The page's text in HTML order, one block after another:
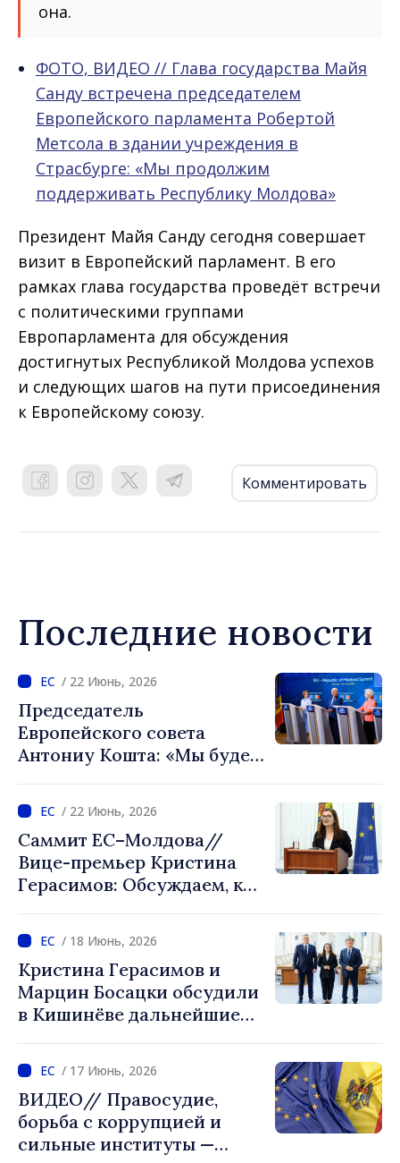
она.
ФОТО, ВИДЕО // Глава государства Майя
Санду встречена председателем
Европейского парламента Робертой
Метсола в здании учреждения в
Страсбурге: «Мы продолжим
поддерживать Республику Молдова»
Президент Майя Санду сегодня совершает
визит в Европейский парламент. В его
рамках глава государства проведёт встречи
с политическими группами
Европарламента для обсуждения
достигнутых Республикой Молдова успехов
и следующих шагов на пути присоединения
к Европейскому союзу.
Комментировать
Последние новости
/ 22 Июнь, 2026
Председатель
Европейского совета
Антониу Кошта: «Мы будем
Молдова на каждом этапе
её пути к вступлению в ЕС»
/ 22 Июнь, 2026
Саммит ЕС–Молдова//
Вице-премьер Кристина
Герасимов: Обсуждаем, как
быстрее, опираясь на
собственные заслуги
/ 18 Июнь, 2026
Кристина Герасимов и
Марцин Босацки обсудили
в Кишинёве дальнейшие
на пути к вступлению в ЕС
/ 17 Июнь, 2026
ВИДЕО// Правосудие,
борьба с коррупцией и
сильные институты —